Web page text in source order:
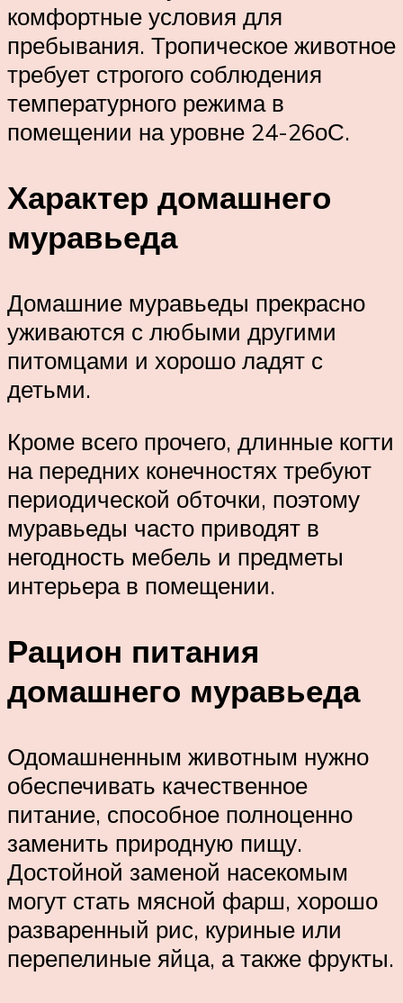
комфортные условия для
пребывания. Тропическое животное
требует строгого соблюдения
температурного режима в
помещении на уровне 24-26оС.
Характер домашнего
муравьеда
Домашние муравьеды прекрасно
уживаются с любыми другими
питомцами и хорошо ладят с
детьми.
Кроме всего прочего, длинные когти
на передних конечностях требуют
периодической обточки, поэтому
муравьеды часто приводят в
негодность мебель и предметы
интерьера в помещении.
Рацион питания
домашнего муравьеда
Одомашненным животным нужно
обеспечивать качественное
питание, способное полноценно
заменить природную пищу.
Достойной заменой насекомым
могут стать мясной фарш, хорошо
разваренный рис, куриные или
перепелиные яйца, а также фрукты.